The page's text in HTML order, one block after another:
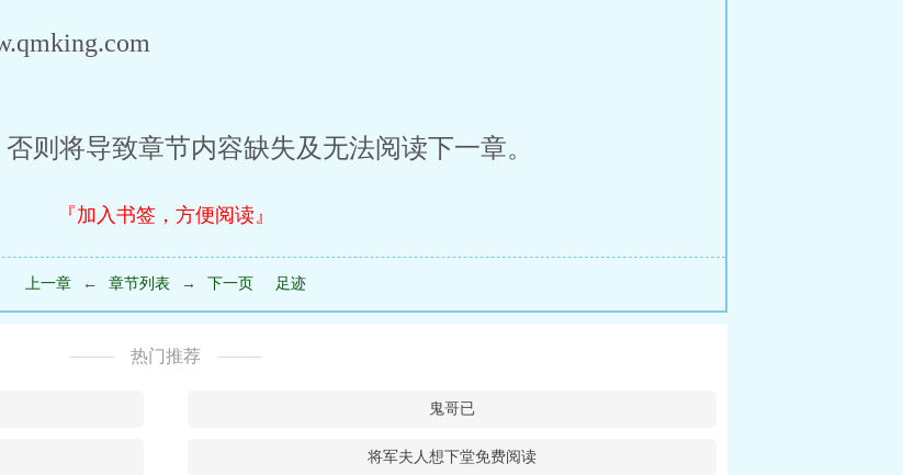
则将导致章节内容缺失及无法阅读下一章。
『加入书签，方便阅读』
上一章 ← 章节列表 → 下一页 足迹
热门推荐
鬼哥已
将军夫人想下堂免费阅读